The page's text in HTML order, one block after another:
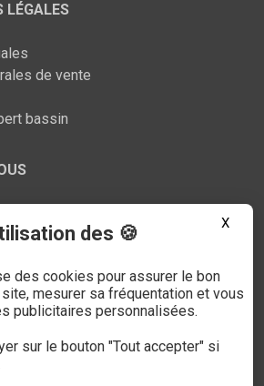
LÉGALES
de vente
bassin
X
des 🍪
des cookies pour assurer le bon
mesurer sa fréquentation et vous
publicitaires personnalisées.
sur le bouton "Tout accepter" si